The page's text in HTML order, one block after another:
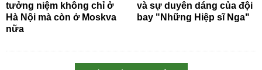
tưởng niệm không chỉ ở
Hà Nội mà còn ở Moskva
nữa
và sự duyên dáng của đội
bay "Những Hiệp sĩ Nga"